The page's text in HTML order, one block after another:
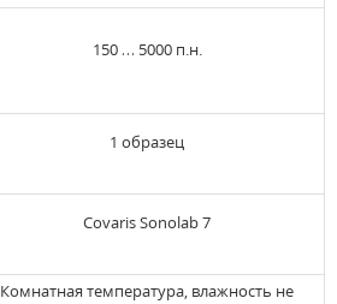
150 … 5000 п.н.
1 образец
Covaris Sonolab 7
Комнатная температура, влажность не